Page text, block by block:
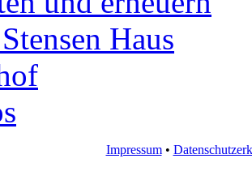
Haus
Impressum•